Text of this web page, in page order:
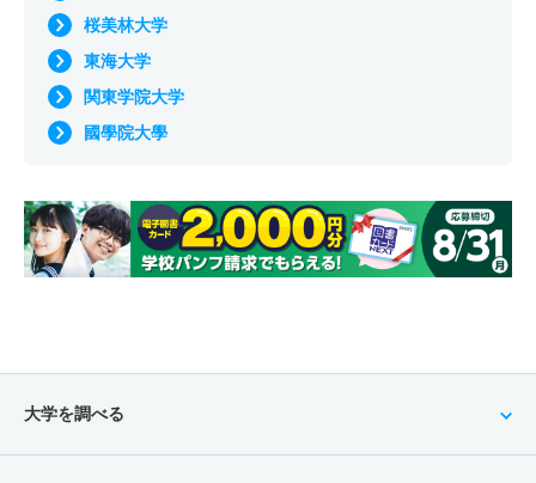
桜美林大学
東海大学
関東学院大学
國學院大學
大学を調べる